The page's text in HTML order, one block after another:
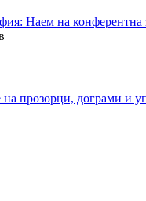
Наем на конферентна
на прозорци, дограми и